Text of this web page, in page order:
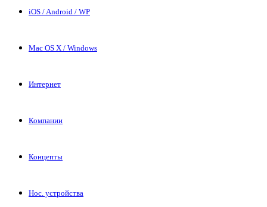
iOS / Android / WP
Mac OS X / Windows
Интернет
Компании
Концепты
Нос. устройства